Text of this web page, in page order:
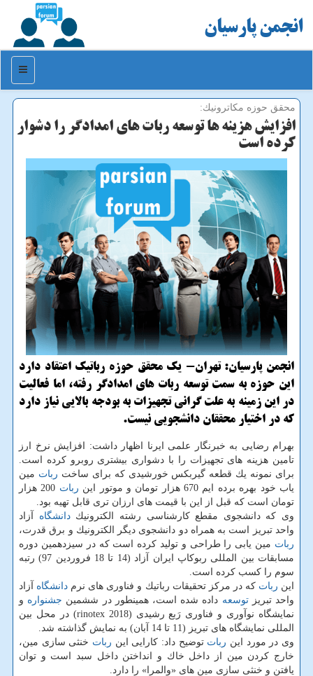
انجمن پارسیان
منو
محقق حوزه مكاترونیك:
افزایش هزینه ها توسعه ربات های امدادگر را دشوار
كرده است
انجمن پارسیان: تهران- یك محقق حوزه رباتیك اعتقاد دارد
این حوزه به سمت توسعه ربات های امدادگر رفته، اما فعالیت
در این زمینه به علت گرانی تجهیزات به بودجه بالایی نیاز دارد
كه در اختیار محققان دانشجویی نیست.
بهرام رضایی به خبرنگار علمی ایرنا اظهار داشت: افزایش نرخ ارز
تامین هزینه های تجهیزات را با دشواری بیشتری روبرو كرده است.
برای نمونه یك قطعه گیربكس خورشیدی كه برای ساخت ربات مین
یاب خود بهره برده ایم 670 هزار تومان و موتور این
ربات
200 هزار
تومان است كه قبل از این با قیمت های ارزان تری قابل تهیه بود.
وی كه دانشجوی مقطع كارشناسی رشته الكترونیكدانشگاه آزاد
واحد تبریز است به همراه دو دانشجوی دیگر الكترونیك و برق قدرت،
ربات مین یابی را طراحی و تولید كرده است كه در سیزدهمین دوره
مسابقات بین المللی ربوكاپ ایران آزاد (14 تا 18 فروردین 97) رتبه
سوم را كسب كرده است.
این ربات كه در مركز تحقیقات رباتیك و فناوری های نرم دانشگاه آزاد
واحد تبریزتوسعه داده شده است، همینطور در ششمین جشنواره و
نمایشگاه نوآوری و فناوری رَبع رشیدی (rinotex 2018) در محل بین
المللی نمایشگاه های تبریز (11 تا 14 آبان) به نمایش گذاشته شد.
وی در مورد این ربات توضیح داد: كارایی این ربات خنثی سازی مین،
خارج كردن مین از داخل خاك و انداختن داخل سبد است و توان
یافتن و خنثی سازی مین های «والمرا» را دارد.